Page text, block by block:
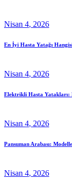
Nisan 4, 2026
En İyi Hasta Yatağı
Nisan 4, 2026
Elektrikli Hasta Yatakları:
Nisan 4, 2026
Pansuman Arabası:
Nisan 4, 2026